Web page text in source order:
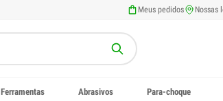
Meus pedidos Nossas
Ferramentas Abrasivos Para-choque